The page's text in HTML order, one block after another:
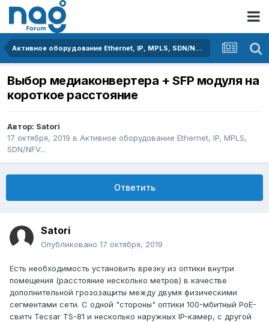
Активное оборудование Ethernet, IP, MPLS, SDN/NFV...
Выбор медиаконвертера + SFP модуля на
короткое расстояние
Автор: Satori
17 октября, 2019 в Активное оборудование Ethernet, IP, MPLS,
SDN/NFV...
Ответить
Satori
Опубликовано 17 октября, 2019
Есть необходимость установить врезку из оптики внутри
помещения (расстояние несколько метров) в качестве
дополнительной грозозащиты между двумя физическими
сегментами сети. С одной "стороны" оптики 100-мбитный PoE-
свитч Tecsar TS-81 и несколько наружных IP-камер, с другой